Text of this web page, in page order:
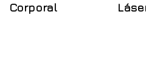
Corporal